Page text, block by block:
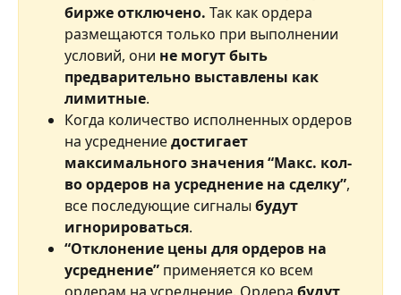
бирже отключено. Так как ордера
размещаются только при выполнении
условий, они не могут быть
предварительно выставлены как
лимитные.
Когда количество исполненных ордеров
на усреднение достигает
максимального значения “Макс. кол-
во ордеров на усреднение на сделку”,
все последующие сигналы будут
игнорироваться.
“Отклонение цены для ордеров на
усреднение” применяется ко всем